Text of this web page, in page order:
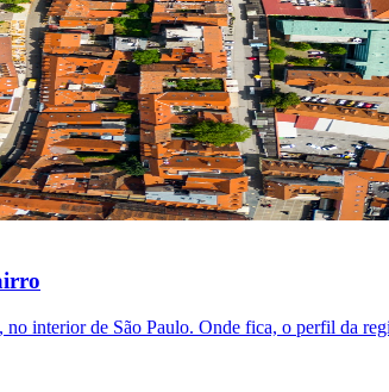
interior de São Paulo. Onde fica, o perfil da